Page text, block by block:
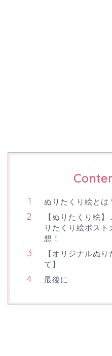
ぬりたくり絵とは
【ぬりたくり絵
りたくり絵ポス
想！
【オリジナルぬ
て】
最後に